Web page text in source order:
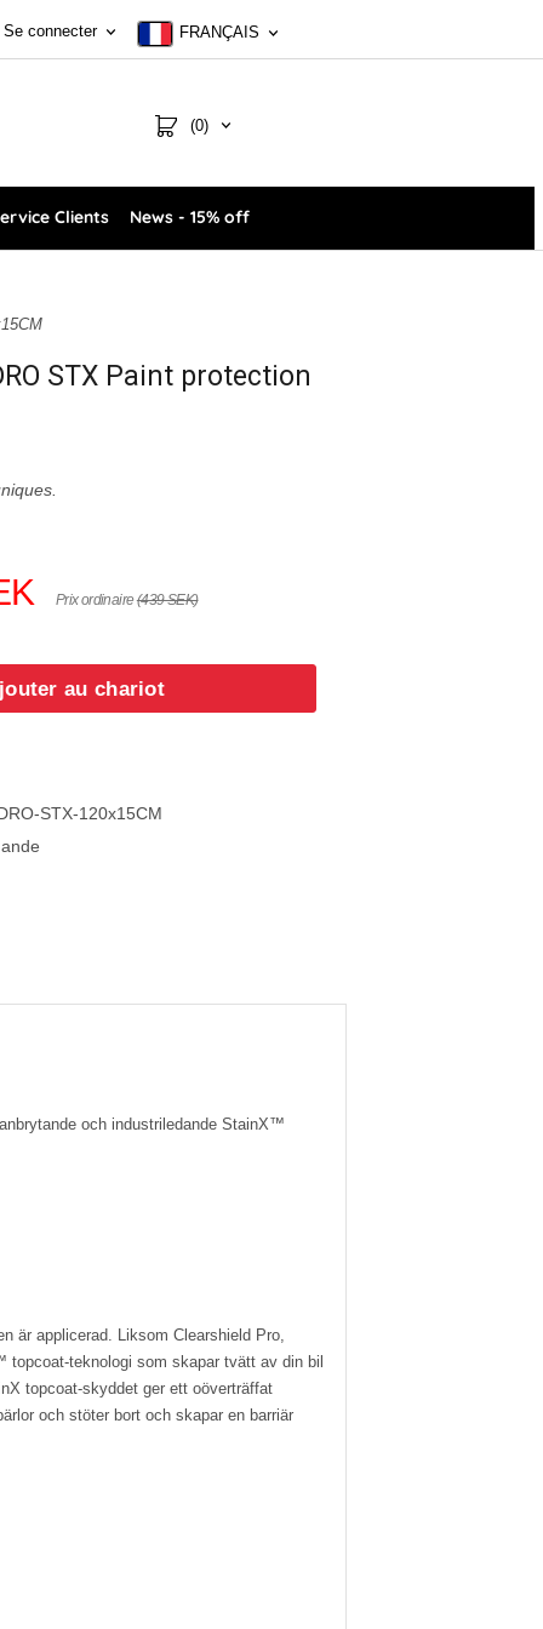
Se connecter FRANÇAIS
(0)
Clients News - 15% off
STX Paint protection
Prix ordinaire(439 SEK)
au chariot
STX-120x15CM
och industriledande StainX™
är applicerad. Liksom Clearshield Pro,
topcoat-teknologi som skapar tvätt av din bil
topcoat-skyddet ger ett oöverträffat
och stöter bort och skapar en barriär